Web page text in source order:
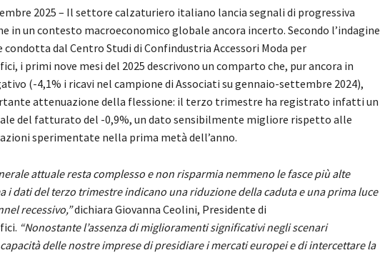
2025 – Il settore calzaturiero italiano lancia segnali di progressiva
in un contesto macroeconomico globale ancora incerto. Secondo l’indagine
dal Centro Studi di Confindustria Accessori Moda per
i primi nove mesi del 2025 descrivono un comparto che, pur ancora in
(-4,1% i ricavi nel campione di Associati su gennaio-settembre 2024),
attenuazione della flessione: il terzo trimestre ha registrato infatti un
del fatturato del -0,9%, un dato sensibilmente migliore rispetto alle
sperimentate nella prima metà dell’anno.
attuale resta complesso e non risparmia nemmeno le fasce più alte
i dati del terzo trimestre indicano una riduzione della caduta e una prima luce
recessivo,”dichiara Giovanna Ceolini, Presidente di
“Nonostante l’assenza di miglioramenti significativi negli scenari
delle nostre imprese di presidiare i mercati europei e di intercettare la